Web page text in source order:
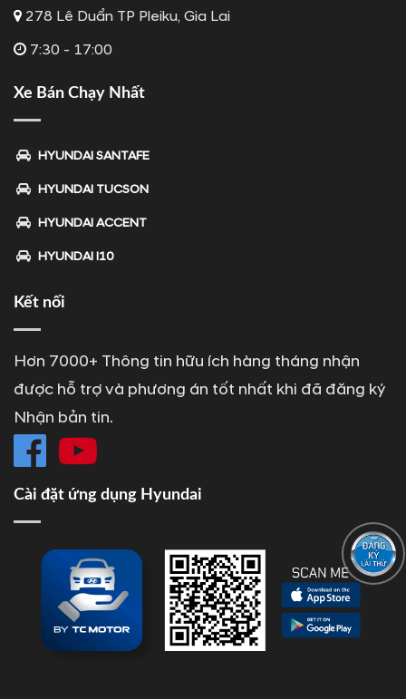
278 Lê Duẩn TP Pleiku, Gia Lai
7:30 - 17:00
Xe Bán Chạy Nhất
HYUNDAI SANTAFE
HYUNDAI TUCSON
HYUNDAI ACCENT
HYUNDAI I10
Kết nối
Hơn 7000+ Thông tin hữu ích hàng tháng nhận
được hỗ trợ và phương án tốt nhất khi đã đăng ký
Nhận bản tin.
Cài đặt ứng dụng Hyundai